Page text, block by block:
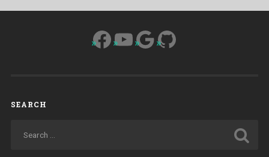
Facebook
YouTube
Google
GitHub
SEARCH